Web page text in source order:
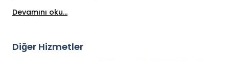
Hemen dışarıdaki şarküteride taze yöresel ürünler,
Devamını oku...
Diğer Hizmetler